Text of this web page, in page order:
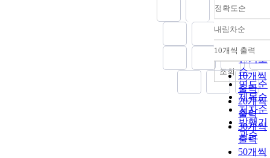
정확도순
정확도
순
인기도
순
연도순
제목순
저자순
발행기
관순
내림차순
내림차
10개씩 출력
10개씩
출력
20개씩
출력
30개씩
출력
50개씩
조회